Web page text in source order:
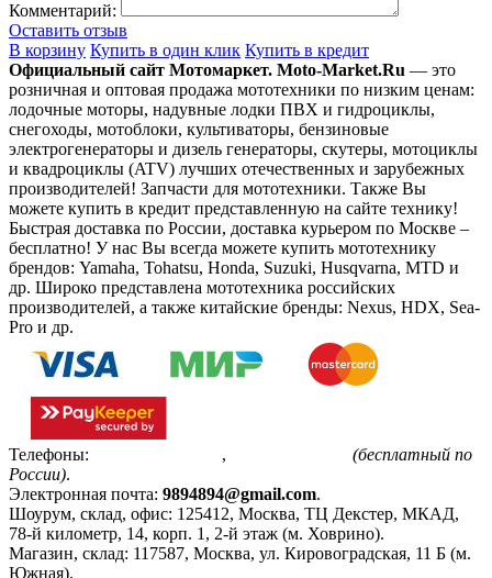
Комментарий:
Оставить отзыв
В корзину Купить в один клик Купить в кредит
Официальный сайт Мотомаркет. Moto-Market.Ru — это
розничная и оптовая продажа мототехники по низким ценам:
лодочные моторы, надувные лодки ПВХ и гидроциклы,
снегоходы, мотоблоки, культиваторы, бензиновые
электрогенераторы и дизель генераторы, скутеры, мотоциклы
и квадроциклы (ATV) лучших отечественных и зарубежных
производителей! Запчасти для мототехники. Также Вы
можете купить в кредит представленную на сайте технику!
Быстрая доставка по России, доставка курьером по Москве –
бесплатно! У нас Вы всегда можете купить мототехнику
брендов: Yamaha, Tohatsu, Honda, Suzuki, Husqvarna, MTD и
др. Широко представлена мототехника российских
производителей, а также китайские бренды: Nexus, HDX, Sea-
Pro и др.
Телефоны: ,
(бесплатный по
России).
Электронная почта: 9894894@gmail.com.
Шоурум, склад, офис: 125412, Москва, ТЦ Декстер, МКАД,
78-й километр, 14, корп. 1, 2-й этаж (м. Ховрино).
Магазин, склад: 117587, Москва, ул. Кировоградская, 11 Б (м.
Южная).